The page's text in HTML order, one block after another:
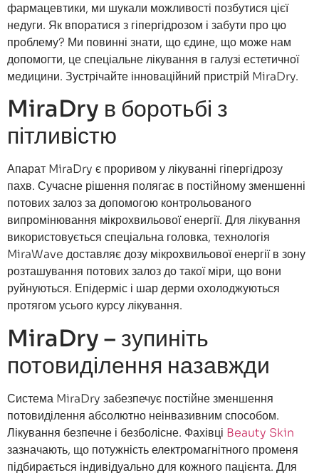
фармацевтики, ми шукали можливості позбутися цієї
недуги. Як впоратися з гіпергідрозом і забути про цю
проблему? Ми повинні знати, що єдине, що може нам
допомогти, це спеціальне лікування в галузі естетичної
медицини. Зустрічайте інноваційний пристрій MiraDry.
MiraDry в боротьбі з
пітливістю
Апарат MiraDry є проривом у лікуванні гіпергідрозу
пахв. Сучасне рішення полягає в постійному зменшенні
потових залоз за допомогою контрольованого
випромінювання мікрохвильової енергії. Для лікування
використовується спеціальна головка, технологія
MiraWave доставляє дозу мікрохвильової енергії в зону
розташування потових залоз до такої міри, що вони
руйнуються. Епідерміс і шар дерми охолоджуються
протягом усього курсу лікування.
MiraDry – зупиніть
потовиділення назавжди
Система MiraDry забезпечує постійне зменшення
потовиділення абсолютно неінвазивним способом.
Лікування безпечне і безболісне. Фахівці Beauty Skin
зазначають, що потужність електромагнітного променя
підбирається індивідуально для кожного пацієнта. Для